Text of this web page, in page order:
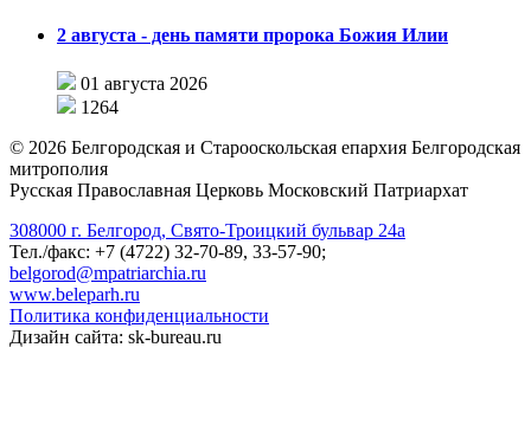
2 августа - день памяти пророка Божия Илии
01 августа 2026
1264
© 2026 Белгородская и Старооскольская епархия Белгородская
митрополия
Русская Православная Церковь Московский Патриархат
308000 г. Белгород, Свято-Троицкий бульвар 24а
Тел./факс: +7 (4722) 32-70-89, 33-57-90;
belgorod@mpatriarchia.ru
www.beleparh.ru
Политика конфиденциальности
Дизайн сайта: sk-bureau.ru